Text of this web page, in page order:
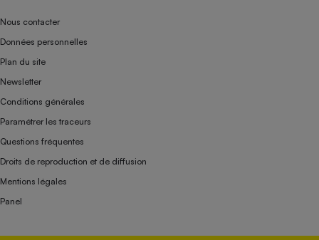
Nous contacter
Données personnelles
Plan du site
Newsletter
Conditions générales
Paramétrer les traceurs
Questions fréquentes
Droits de reproduction et de diffusion
Mentions légales
Panel